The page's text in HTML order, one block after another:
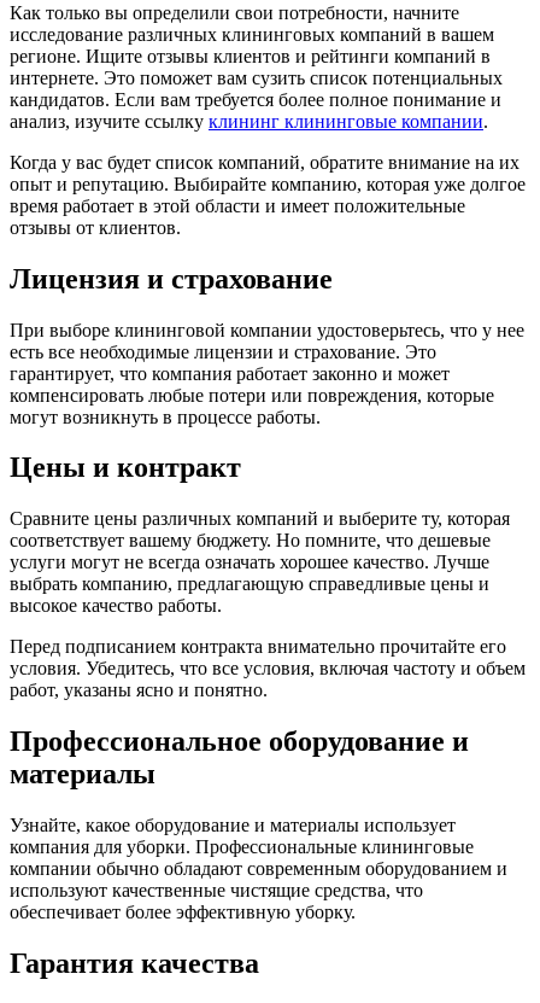
Как только вы определили свои потребности, начните
исследование различных клининговых компаний в вашем
регионе. Ищите отзывы клиентов и рейтинги компаний в
интернете. Это поможет вам сузить список потенциальных
кандидатов. Если вам требуется более полное понимание и
анализ, изучите ссылку клининг клининговые компании.
Когда у вас будет список компаний, обратите внимание на их
опыт и репутацию. Выбирайте компанию, которая уже долгое
время работает в этой области и имеет положительные
отзывы от клиентов.
Лицензия и страхование
При выборе клининговой компании удостоверьтесь, что у нее
есть все необходимые лицензии и страхование. Это
гарантирует, что компания работает законно и может
компенсировать любые потери или повреждения, которые
могут возникнуть в процессе работы.
Цены и контракт
Сравните цены различных компаний и выберите ту, которая
соответствует вашему бюджету. Но помните, что дешевые
услуги могут не всегда означать хорошее качество. Лучше
выбрать компанию, предлагающую справедливые цены и
высокое качество работы.
Перед подписанием контракта внимательно прочитайте его
условия. Убедитесь, что все условия, включая частоту и объем
работ, указаны ясно и понятно.
Профессиональное оборудование и
материалы
Узнайте, какое оборудование и материалы использует
компания для уборки. Профессиональные клининговые
компании обычно обладают современным оборудованием и
используют качественные чистящие средства, что
обеспечивает более эффективную уборку.
Гарантия качества